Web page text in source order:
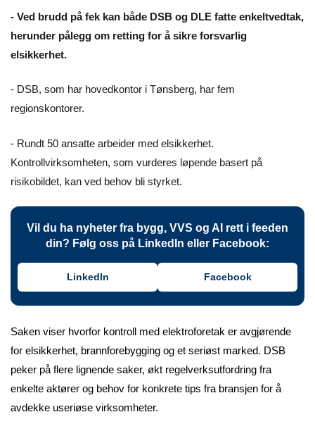
- Ved brudd på fek kan både DSB og DLE fatte enkeltvedtak,
herunder pålegg om retting for å sikre forsvarlig
elsikkerhet.
- DSB, som har hovedkontor i Tønsberg, har fem
regionskontorer.
- Rundt 50 ansatte arbeider med elsikkerhet.
Kontrollvirksomheten, som vurderes løpende basert på
risikobildet, kan ved behov bli styrket.
Vil du ha nyheter fra bygg, VVS og AI rett i feeden
din? Følg oss på LinkedIn eller Facebook:
LinkedIn Facebook
Saken viser hvorfor kontroll med elektroforetak er avgjørende
for elsikkerhet, brannforebygging og et seriøst marked. DSB
peker på flere lignende saker, økt regelverksutfordring fra
enkelte aktører og behov for konkrete tips fra bransjen for å
avdekke useriøse virksomheter.